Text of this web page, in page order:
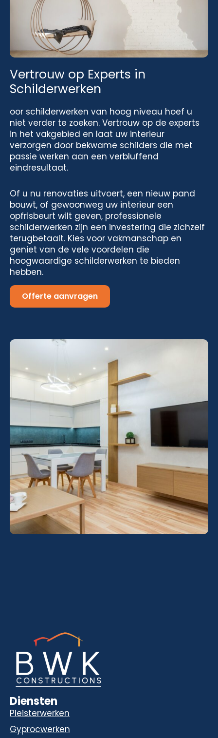
Vertrouw op Experts in
Schilderwerken
oor schilderwerken van hoog niveau hoef u
niet verder te zoeken. Vertrouw op de experts
in het vakgebied en laat uw interieur
verzorgen door bekwame schilders die met
passie werken aan een verbluffend
eindresultaat.
Of u nu renovaties uitvoert, een nieuw pand
bouwt, of gewoonweg uw interieur een
opfrisbeurt wilt geven, professionele
schilderwerken zijn een investering die zichzelf
terugbetaalt. Kies voor vakmanschap en
geniet van de vele voordelen die
hoogwaardige schilderwerken te bieden
hebben.
Offerte aanvragen
Diensten
Pleisterwerken
Gyprocwerken